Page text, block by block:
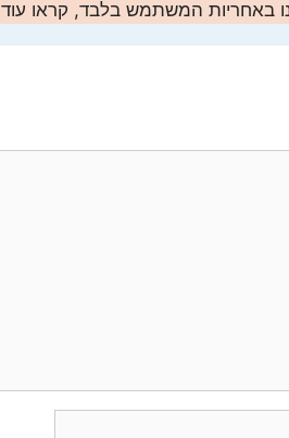
באחריות המשתמש בלבד, קראו עוד